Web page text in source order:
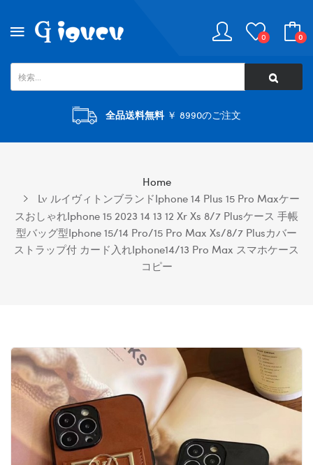
0 0
全品送料無料￥ 8990のご注文
Home
Lv ルイヴィトンブランドiphone 14 Plus 15 Pro Maxケー
スおしゃれiphone 15 2023 14 13 12 Xr Xs 8/7 Plusケース 手帳
型バッグ型iphone 15/14 Pro/15 Pro Max Xs/8/7 Plusカバー
ストラップ付 カード入れiphone14/13 Pro Max スマホケース
コピー